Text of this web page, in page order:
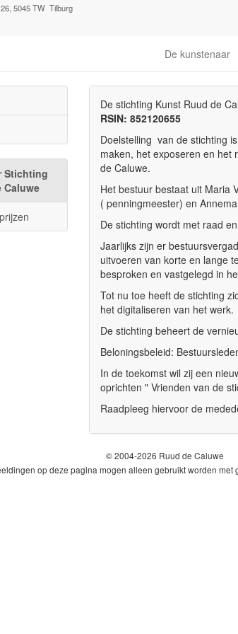
5045 TW Tilburg
De kunstenaar
Stichting
Caluwe
De stichting Kunst Ruud de
RSIN: 852120655
Doelstelling van de stichting
maken, het exposeren en het
de Caluwe.
Het bestuur bestaat uit Maria
( penningmeester) en
De stichting wordt met raad
Jaarlijks zijn er
uitvoeren van korte en lange
besproken en vastgelegd in
Tot nu toe heeft de stichting
het digitaliseren van het werk.
De stichting beheert de
Beloningsbeleid:
In de toekomst wil zij een
oprichten " Vrienden van de
Raadpleeg hiervoor de
© 2004-2026 Ruud de Caluwe
op deze pagina mogen alleen gebruikt worden met